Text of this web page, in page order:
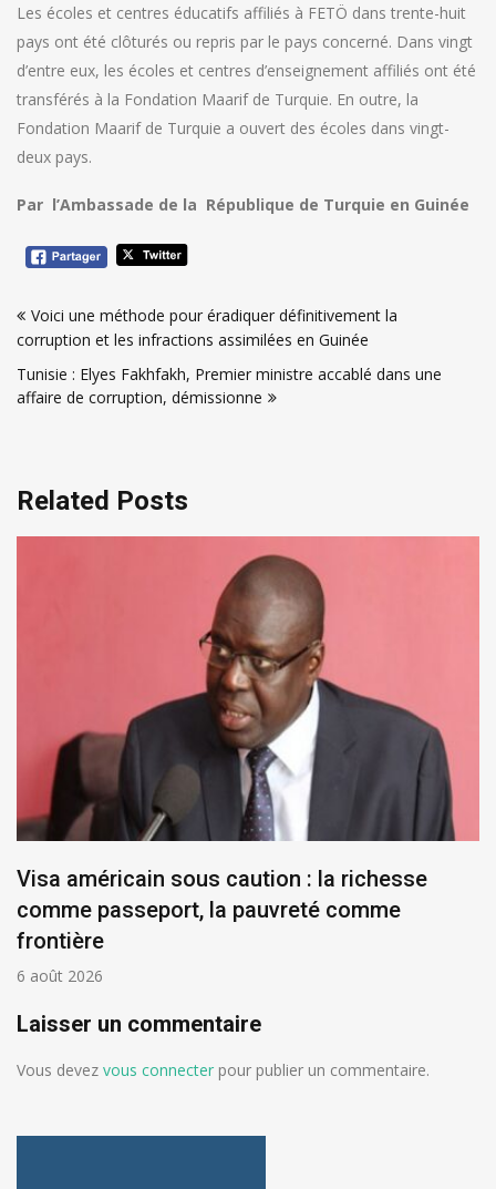
Les écoles et centres éducatifs affiliés à FETÖ dans trente-huit
pays ont été clôturés ou repris par le pays concerné. Dans vingt
d’entre eux, les écoles et centres d’enseignement affiliés ont été
transférés à la Fondation Maarif de Turquie. En outre, la
Fondation Maarif de Turquie a ouvert des écoles dans vingt-
deux pays.
Par l’Ambassade de la République de Turquie en Guinée
de
l’article
Voici une méthode pour éradiquer définitivement la
corruption et les infractions assimilées en Guinée
Tunisie : Elyes Fakhfakh, Premier ministre accablé dans une
affaire de corruption, démissionne
Related Posts
Visa américain sous caution : la richesse
comme passeport, la pauvreté comme
frontière
6 août 2026
Laisser un commentaire
Vous devez vous connecter pour publier un commentaire.